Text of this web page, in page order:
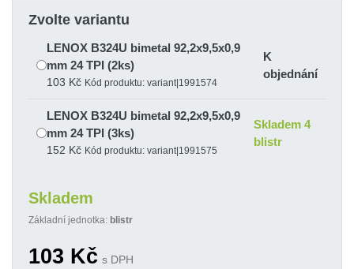
Zvolte variantu
LENOX B324U bimetal 92,2x9,5x0,9
mm 24 TPI (2ks)
103 Kč Kód produktu: variant|1991574
K
objednání
LENOX B324U bimetal 92,2x9,5x0,9
mm 24 TPI (3ks)
152 Kč Kód produktu: variant|1991575
Skladem 4
blistr
Skladem
Základní jednotka: blistr
103 Kč s DPH